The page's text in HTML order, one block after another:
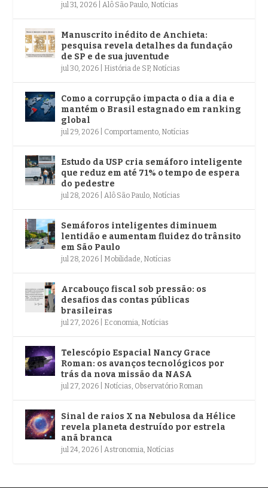
jul 31, 2026 |Alô São Paulo, Notícias
Manuscrito inédito de Anchieta:
pesquisa revela detalhes da fundação
de SP e de sua juventude
jul 30, 2026 História de SP, Notícias
Como a corrupção impacta o dia a dia e
mantém o Brasil estagnado em ranking
global
jul 29, 2026 Comportamento, Notícias
Estudo da USP cria semáforo inteligente
que reduz em até 71% o tempo de espera
do pedestre
jul 28, 2026 |Alô São Paulo, Notícias
Semáforos inteligentes diminuem
lentidão e aumentam fluidez do trânsito
em São Paulo
jul 28, 2026 Mobilidade, Notícias
Arcabouço fiscal sob pressão: os
desafios das contas públicas
brasileiras
jul 27, 2026 Economia, Notícias
Telescópio Espacial Nancy Grace
Roman: os avanços tecnológicos por
trás da nova missão da NASA
jul 27, 2026 Notícias, Observatório Roman
Sinal de raios X na Nebulosa da Hélice
revela planeta destruído por estrela
anã branca
jul 24, 2026 |Astronomia, Notícias